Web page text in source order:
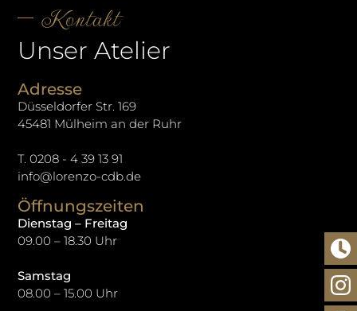
Kontakt
Unser Atelier
Adresse
Düsseldorfer Str. 169
45481 Mülheim an der Ruhr
T. 0208 - 4 39 13 91
info@lorenzo-cdb.de
Öffnungszeiten
Dienstag – Freitag
09.00 – 18.30 Uhr
Samstag
08.00 – 15.00 Uhr